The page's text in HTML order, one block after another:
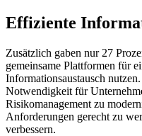
Effiziente
Zusätzlich gaben nur 27
gemeinsame Plattformen für
Informationsaustausch
Notwendigkeit für
Risikomanagement zu
Anforderungen gerecht zu
verbessern.